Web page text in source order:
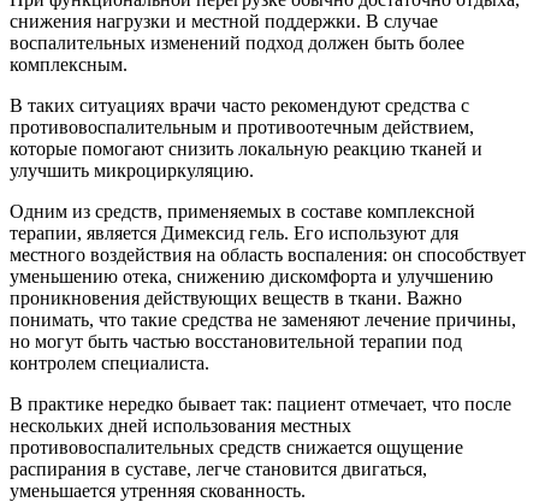
снижения нагрузки и местной поддержки. В случае
воспалительных изменений подход должен быть более
комплексным.
В таких ситуациях врачи часто рекомендуют средства с
противовоспалительным и противоотечным действием,
которые помогают снизить локальную реакцию тканей и
улучшить микроциркуляцию.
Одним из средств, применяемых в составе комплексной
терапии, является Димексид гель. Его используют для
местного воздействия на область воспаления: он способствует
уменьшению отека, снижению дискомфорта и улучшению
проникновения действующих веществ в ткани. Важно
понимать, что такие средства не заменяют лечение причины,
но могут быть частью восстановительной терапии под
контролем специалиста.
В практике нередко бывает так: пациент отмечает, что после
нескольких дней использования местных
противовоспалительных средств снижается ощущение
распирания в суставе, легче становится двигаться,
уменьшается утренняя скованность.